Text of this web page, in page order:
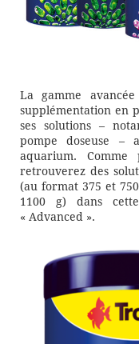
La gamme
supplémentation en
ses solutions –
pompe doseuse –
aquarium.
retrouverez des
(au format 375 et
1100 g) dans
« Advanced ».